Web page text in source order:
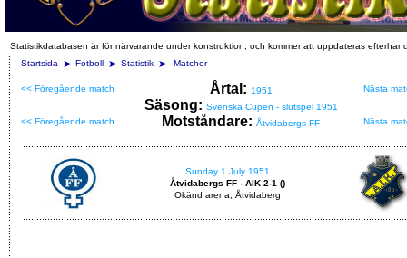
Statistikdatabasen är för närvarande under konstruktion, och kommer att uppdateras
Startsida
Fotboll Statistik Matcher
<< Föregående match Årtal: 1951 Nästa
Säsong: Svenska Cupen - slutspel 1951
<< Föregående match
Motståndare: Åtvidabergs FF Nästa
Sunday 1 July 1951
Åtvidabergs FF - AIK 2-1 ()
Okänd arena, Åtvidaberg